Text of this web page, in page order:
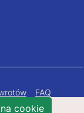
FAQ
cookie